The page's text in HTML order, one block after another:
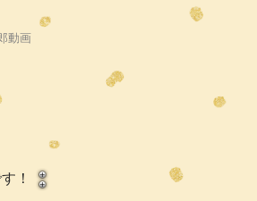
動画
！